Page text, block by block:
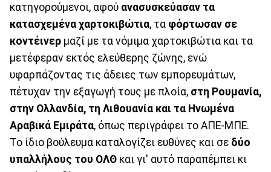
κατηγορούμενοι, αφού ανασυσκεύασαν τα
κατασχεμένα χαρτοκιβώτια, τα φόρτωσαν σε
κοντέινερ μαζί με τα νόμιμα χαρτοκιβώτια και τα
μετέφεραν εκτός ελεύθερης ζώνης, ενώ
υφαρπάζοντας τις άδειες των εμπορευμάτων,
πέτυχαν την εξαγωγή τους με πλοία, στη Ρουμανία,
στην Ολλανδία, τη Λιθουανία και τα Ηνωμένα
Αραβικά Εμιράτα, όπως περιγράφει το ΑΠΕ-ΜΠΕ.
Το ίδιο βούλευμα καταλογίζει ευθύνες και σε δύο
υπαλλήλους του ΟΛΘ και γι' αυτό παραπέμπει κι